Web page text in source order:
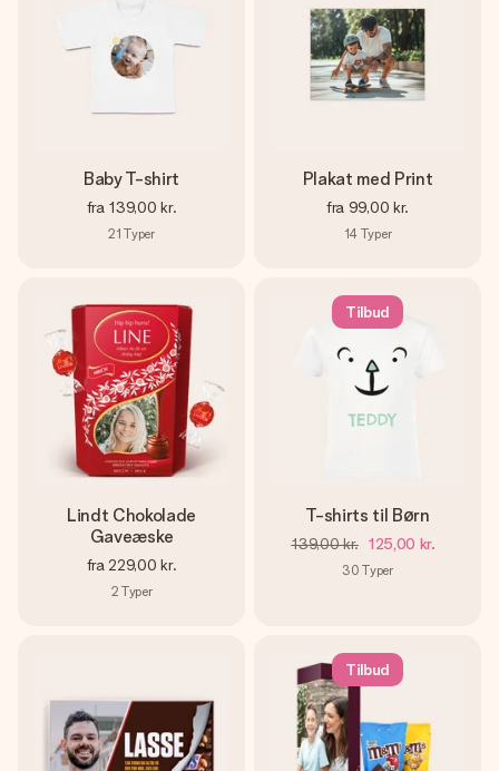
Baby T-shirt
fra 139,00 kr.
21 Typer
Plakat med Print
fra 99,00 kr.
14 Typer
Lindt Chokolade
Gaveæske
fra 229,00 kr.
2 Typer
Tilbud
T-shirts til Børn
139,00 kr. 125,00 kr.
30 Typer
Tilbud